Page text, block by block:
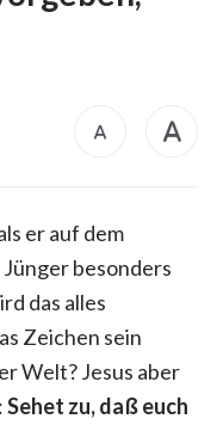
er auf dem
besonders
das alles
Zeichen sein
Welt? Jesus aber
Sehet zu, daß euch